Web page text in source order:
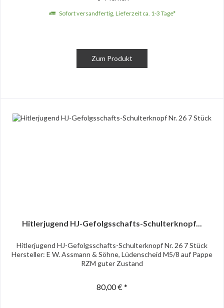
Sofort versandfertig, Lieferzeit ca. 1-3 Tage*
Zum Produkt
Hitlerjugend HJ-Gefolgsschafts-Schulterknopf...
Hitlerjugend HJ-Gefolgsschafts-Schulterknopf Nr. 26 7 Stück
Hersteller: E W. Assmann & Söhne, Lüdenscheid M5/8 auf Pappe
RZM guter Zustand
80,00 € *